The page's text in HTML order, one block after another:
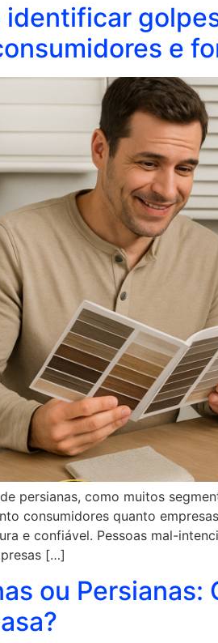
identificar
e
persianas, como muitos
consumidores quanto
e confiável. Pessoas mal-
[…]
ou Persianas: